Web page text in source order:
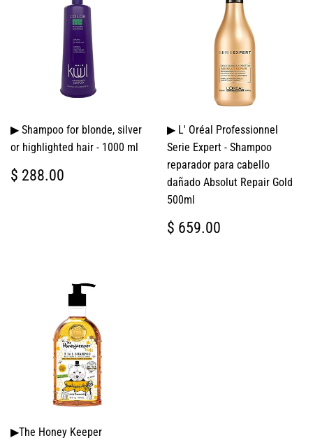
▶ Shampoo for blonde, silver
or highlighted hair - 1000 ml
PRECIO
HABITUAL
$ 288.00
▶ L' Oréal Professionnel
Serie Expert - Shampoo
reparador para cabello
dañado Absolut Repair Gold
500ml
PRECIO
HABITUAL
$ 659.00
▶The Honey Keeper